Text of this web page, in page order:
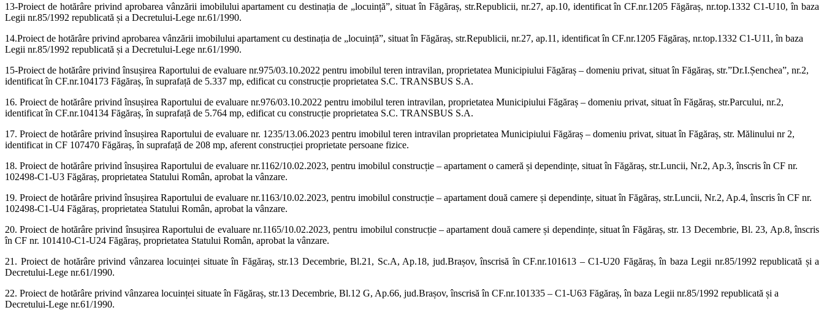
13-Proiect de hotărâre privind aprobarea vânzării imobilului apartament cu destinația de „locuință”, situat în Făgăraș, str.Republicii, nr.27, ap.10, identificat în CF.nr.1205 Făgăraș, nr.top.1332 C1-U10, în baza
Legii nr.85/1992 republicată și a Decretului-Lege nr.61/1990.
14.Proiect de hotărâre privind aprobarea vânzării imobilului apartament cu destinația de „locuință”, situat în Făgăraș, str.Republicii, nr.27, ap.11, identificat în CF.nr.1205 Făgăraș, nr.top.1332 C1-U11, în baza
Legii nr.85/1992 republicată și a Decretului-Lege nr.61/1990.
15-Proiect de hotărâre privind însușirea Raportului de evaluare nr.975/03.10.2022 pentru imobilul teren intravilan, proprietatea Municipiului Făgăraș – domeniu privat, situat în Făgăraș, str.”Dr.I.Șenchea”, nr.2,
identificat în CF.nr.104173 Făgăraș, în suprafață de 5.337 mp, edificat cu construcție proprietatea S.C. TRANSBUS S.A.
16. Proiect de hotărâre privind însușirea Raportului de evaluare nr.976/03.10.2022 pentru imobilul teren intravilan, proprietatea Municipiului Făgăraș – domeniu privat, situat în Făgăraș, str.Parcului, nr.2,
identificat în CF.nr.104134 Făgăraș, în suprafață de 5.764 mp, edificat cu construcție proprietatea S.C. TRANSBUS S.A.
17. Proiect de hotărâre privind însușirea Raportului de evaluare nr. 1235/13.06.2023 pentru imobilul teren intravilan proprietatea Municipiului Făgăraș – domeniu privat, situat în Făgăraș, str. Mălinului nr 2,
identificat in CF 107470 Făgăraș, în suprafață de 208 mp, aferent construcției proprietate persoane fizice.
18. Proiect de hotărâre privind însușirea Raportului de evaluare nr.1162/10.02.2023, pentru imobilul construcție – apartament o cameră și dependințe, situat în Făgăraș, str.Luncii, Nr.2, Ap.3, înscris în CF nr.
102498-C1-U3 Făgăraș, proprietatea Statului Român, aprobat la vânzare.
19. Proiect de hotărâre privind însușirea Raportului de evaluare nr.1163/10.02.2023, pentru imobilul construcție – apartament două camere și dependințe, situat în Făgăraș, str.Luncii, Nr.2, Ap.4, înscris în CF nr.
102498-C1-U4 Făgăraș, proprietatea Statului Român, aprobat la vânzare.
20. Proiect de hotărâre privind însușirea Raportului de evaluare nr.1165/10.02.2023, pentru imobilul construcție – apartament două camere și dependințe, situat în Făgăraș, str. 13 Decembrie, Bl. 23, Ap.8, înscris
în CF nr. 101410-C1-U24 Făgăraș, proprietatea Statului Român, aprobat la vânzare.
21. Proiect de hotărâre privind vânzarea locuinței situate în Făgăraș, str.13 Decembrie, Bl.21, Sc.A, Ap.18, jud.Brașov, înscrisă în CF.nr.101613 – C1-U20 Făgăraș, în baza Legii nr.85/1992 republicată și a
Decretului-Lege nr.61/1990.
22. Proiect de hotărâre privind vânzarea locuinței situate în Făgăraș, str.13 Decembrie, Bl.12 G, Ap.66, jud.Brașov, înscrisă în CF.nr.101335 – C1-U63 Făgăraș, în baza Legii nr.85/1992 republicată și a
Decretului-Lege nr.61/1990.